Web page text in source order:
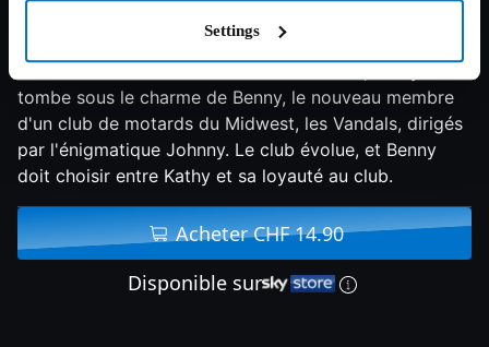
Settings
Suite à une rencontre fortuite dans un bar, Kathy
tombe sous le charme de Benny, le nouveau membre
d'un club de motards du Midwest, les Vandals, dirigés
par l'énigmatique Johnny. Le club évolue, et Benny
doit choisir entre Kathy et sa loyauté au club.
Acheter CHF 14.90
Disponible sur